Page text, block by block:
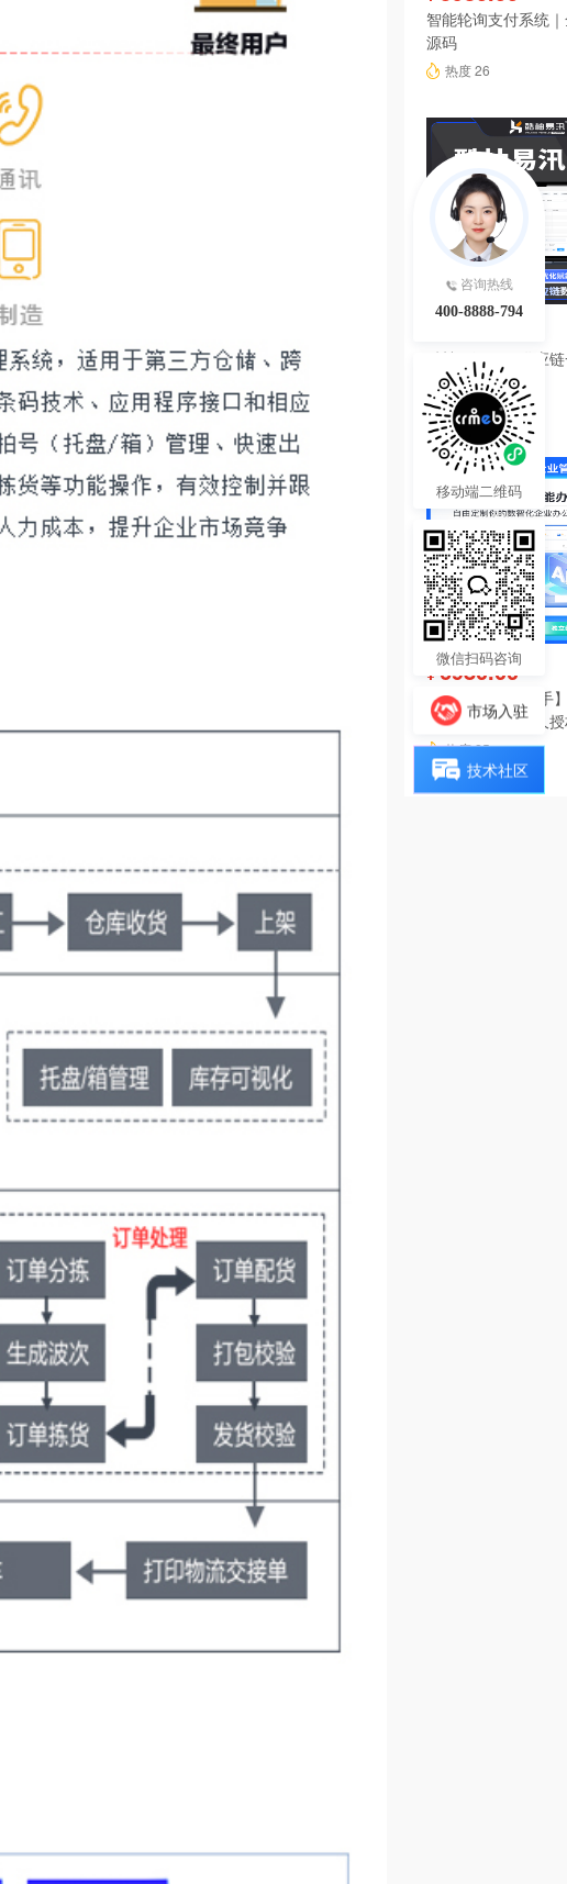
智能轮询支付系统
源码
热度 26
酷柚易汛ERP供应
系统
热度 25
¥ 6980.00
【陀螺匠·企业助手
理系统独立版永久
热度 25
咨询热线
400-8888-794
移动端二维码
微信扫码咨询
市场入驻
技术社区